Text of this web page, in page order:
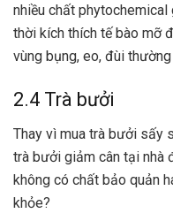
nhiều chất
thời kích thích tế bào mỡ
vùng bụng, eo, đùi
2.4 Trà bưởi
Thay vì mua trà bưởi sấy
trà bưởi giảm cân tại nhà
không có chất bảo quản
khỏe?